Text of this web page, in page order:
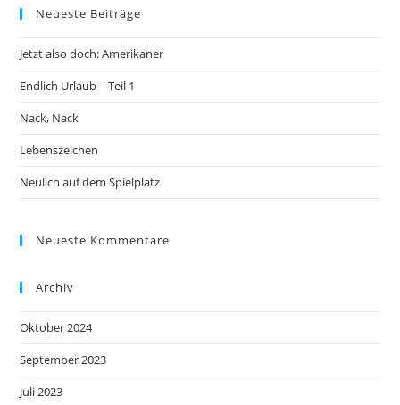
Neueste Beiträge
Jetzt also doch: Amerikaner
Endlich Urlaub – Teil 1
Nack, Nack
Lebenszeichen
Neulich auf dem Spielplatz
Neueste Kommentare
Archiv
Oktober 2024
September 2023
Juli 2023